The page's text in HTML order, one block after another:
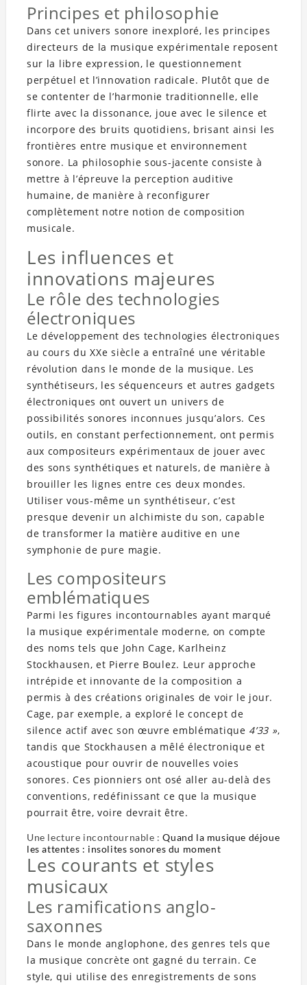
Principes et philosophie
Dans cet univers sonore inexploré, les principes
directeurs de la musique expérimentale reposent
sur la libre expression, le questionnement
perpétuel et l’innovation radicale. Plutôt que de
se contenter de l’harmonie traditionnelle, elle
flirte avec la dissonance, joue avec le silence et
incorpore des bruits quotidiens, brisant ainsi les
frontières entre musique et environnement
sonore. La philosophie sous-jacente consiste à
mettre à l’épreuve la perception auditive
humaine, de manière à reconfigurer
complètement notre notion de composition
musicale.
Les influences et
innovations majeures
Le rôle des technologies
électroniques
Le développement des technologies électroniques
au cours du XXe siècle a entraîné une véritable
révolution dans le monde de la musique. Les
synthétiseurs, les séquenceurs et autres gadgets
électroniques ont ouvert un univers de
possibilités sonores inconnues jusqu’alors. Ces
outils, en constant perfectionnement, ont permis
aux compositeurs expérimentaux de jouer avec
des sons synthétiques et naturels, de manière à
brouiller les lignes entre ces deux mondes.
Utiliser vous-même un synthétiseur, c’est
presque devenir un alchimiste du son, capable
de transformer la matière auditive en une
symphonie de pure magie.
Les compositeurs
emblématiques
Parmi les figures incontournables ayant marqué
la musique expérimentale moderne, on compte
des noms tels que John Cage, Karlheinz
Stockhausen, et Pierre Boulez. Leur approche
intrépide et innovante de la composition a
permis à des créations originales de voir le jour.
Cage, par exemple, a exploré le concept de
silence actif avec son œuvre emblématique 4’33 »,
tandis que Stockhausen a mêlé électronique et
acoustique pour ouvrir de nouvelles voies
sonores. Ces pionniers ont osé aller au-delà des
conventions, redéfinissant ce que la musique
pourrait être, voire devrait être.
Une lecture incontournable :Quand la musique déjoue
les attentes : insolites sonores du moment
Les courants et styles
musicaux
Les ramifications anglo-
saxonnes
Dans le monde anglophone, des genres tels que
la musique concrète ont gagné du terrain. Ce
style, qui utilise des enregistrements de sons